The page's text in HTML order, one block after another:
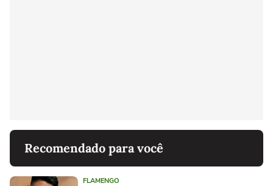
Recomendado para você
FLAMENGO